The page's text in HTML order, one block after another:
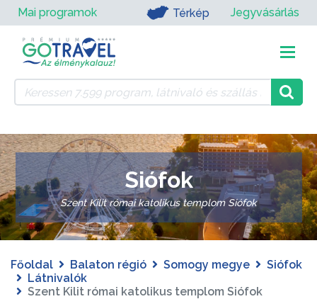
Mai programok Térkép Jegyvásárlás
Siófok
Szent Kilit római katolikus templom Siófok
Főoldal Balaton régió Somogy megye
Siófok
Látnivalók
Szent Kilit római katolikus templom Siófok